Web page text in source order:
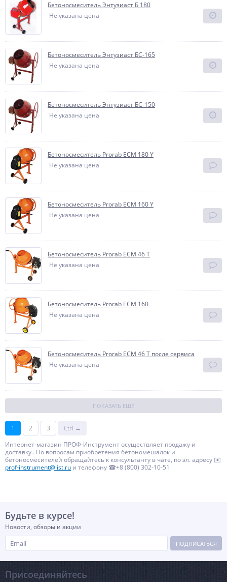
Бетоносмеситель Энтузиаст Б 180
Не указана цена
Бетоносмеситель Энтузиаст БС-165
Не указана цена
Бетоносмеситель Энтузиаст БС-150
Не указана цена
Бетоносмеситель Prorab ECM 180 Y
Не указана цена
Бетоносмеситель Prorab ECM 160 Y
Не указана цена
Бетоносмеситель Prorab ECM 46 Т
Не указана цена
Бетоносмеситель Prorab ECM 160
Не указана цена
Бетоносмеситель Prorab ЕСМ 46 Т после сервиса
Не указана цена
ПОКАЗАТЬ ЕЩЁ
1 2 3
Ctrl →
Интернет-магазин ПРОФ-Инструмент осуществляет продажу и
доставку . По вопросам приобретения бетономешалок и
бетоносмесителей обращайтесь к консультанту в чате, по эл. адресу ✉️
prof-instrument@list.ru и телефону ☎+8 (800) 302-10-51
Будьте в курсе!
Новости, обзоры и акции
ПОДПИСАТЬСЯ
Присоединяйтесь